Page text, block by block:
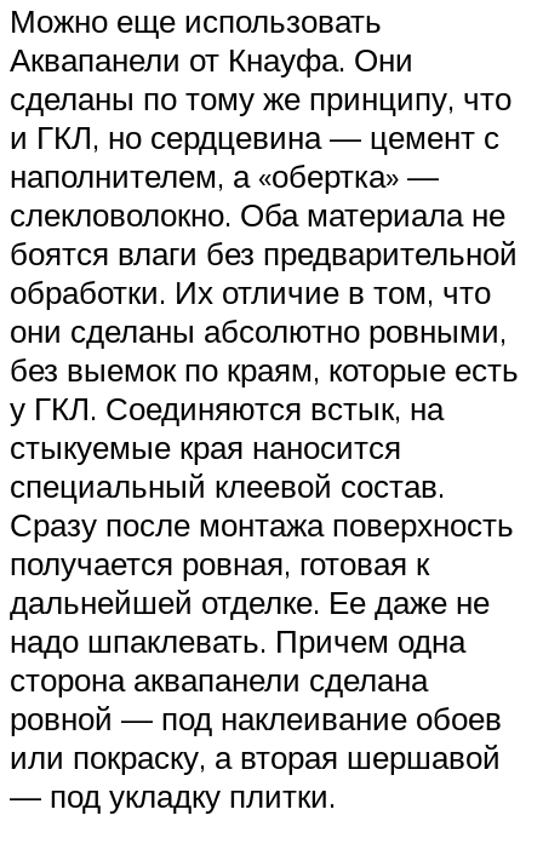
Можно еще использовать
Аквапанели от Кнауфа. Они
сделаны по тому же принципу, что
и ГКЛ, но сердцевина — цемент с
наполнителем, а «обертка» —
слекловолокно. Оба материала не
боятся влаги без предварительной
обработки. Их отличие в том, что
они сделаны абсолютно ровными,
без выемок по краям, которые есть
у ГКЛ. Соединяются встык, на
стыкуемые края наносится
специальный клеевой состав.
Сразу после монтажа поверхность
получается ровная, готовая к
дальнейшей отделке. Ее даже не
надо шпаклевать. Причем одна
сторона аквапанели сделана
ровной — под наклеивание обоев
или покраску, а вторая шершавой
— под укладку плитки.